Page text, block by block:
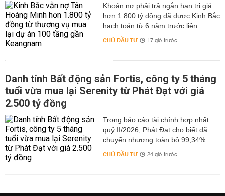
hơn 1.800 tỷ đồng đã được Kinh Bắc
hạch toán từ 6 năm trước liên...
CHỦ ĐẦU TƯ 17 giờ trước
Danh tính Bất động sản Fortis, công ty 5 tháng
tuổi vừa mua lại Serenity từ Phát Đạt với giá
2.500 tỷ đồng
Trong báo cáo tài chính hợp nhất
quý II/2026, Phát Đạt cho biết đã
chuyển nhượng toàn bộ 99,34%...
CHỦ ĐẦU TƯ 24 giờ trước